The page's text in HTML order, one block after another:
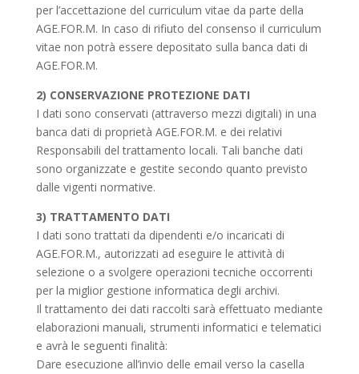
per l’accettazione del curriculum vitae da parte della
AGE.FOR.M. In caso di rifiuto del consenso il curriculum
vitae non potrà essere depositato sulla banca dati di
AGE.FOR.M.
2) CONSERVAZIONE PROTEZIONE DATI
I dati sono conservati (attraverso mezzi digitali) in una
banca dati di proprietà AGE.FOR.M. e dei relativi
Responsabili del trattamento locali. Tali banche dati
sono organizzate e gestite secondo quanto previsto
dalle vigenti normative.
3) TRATTAMENTO DATI
I dati sono trattati da dipendenti e/o incaricati di
AGE.FOR.M., autorizzati ad eseguire le attività di
selezione o a svolgere operazioni tecniche occorrenti
per la miglior gestione informatica degli archivi.
Il trattamento dei dati raccolti sarà effettuato mediante
elaborazioni manuali, strumenti informatici e telematici
e avrà le seguenti finalità:
Dare esecuzione all’invio delle email verso la casella